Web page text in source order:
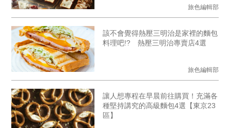
旅色編輯部
該不會覺得熱壓三明治是家裡的麵包
料理吧!? 熱壓三明治專賣店4選
旅色編輯部
讓人想專程在早晨前往購買！充滿各
種堅持講究的高級麵包4選【東京23
區】